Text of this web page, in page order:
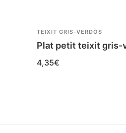
TEIXIT GRIS-VERDÒS
Plat petit teixit gris-
4,35€